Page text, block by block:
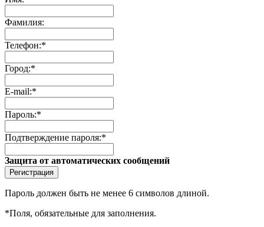
Фамилия:
Телефон:*
Город:*
E-mail:*
Пароль:*
Подтверждение пароля:*
Защита от автоматических сообщений
Пароль должен быть не менее 6 символов длиной.
*Поля, обязательные для заполнения.